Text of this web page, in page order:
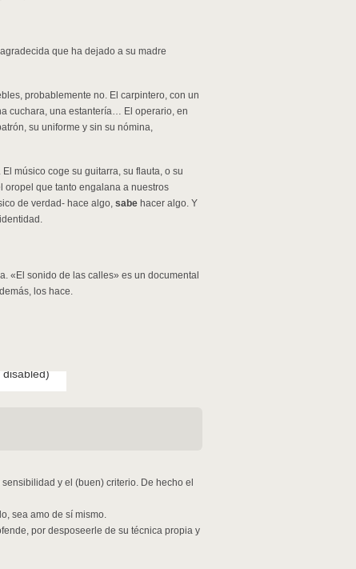
que ha dejado a su madre
probablemente no. El carpintero, con un
cuchara, una estantería… El operario, en
su uniforme y sin su nómina,
músico coge su guitarra, su flauta, o su
oropel que tanto engalana a nuestros
de verdad- hace algo, sabe hacer algo. Y
«El sonido de las calles» es un documental
los hace.
y el (buen) criterio. De hecho el
sea amo de sí mismo.
por desposeerle de su técnica propia y